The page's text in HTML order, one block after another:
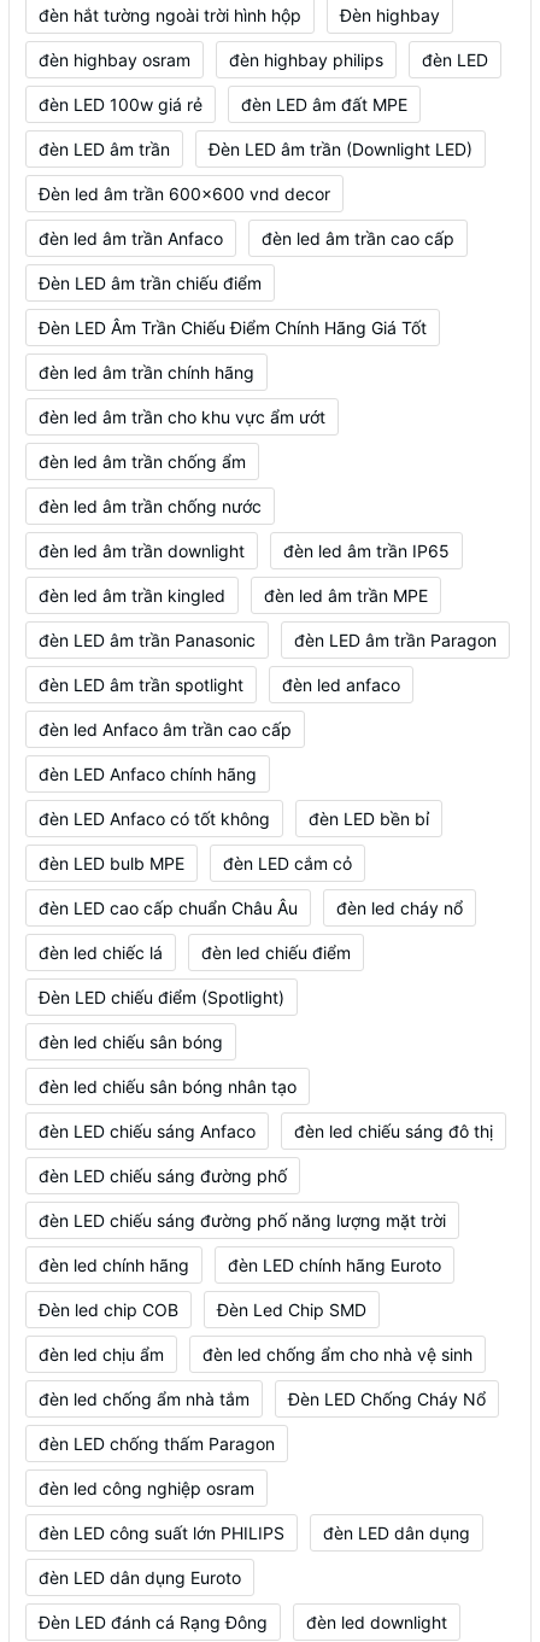
đèn hắt tường ngoài trời hình hộp Đèn highbay
đèn highbay osram đèn highbay philips đèn LED
đèn LED 100w giá rẻ đèn LED âm đất MPE
đèn LED âm trần Đèn LED âm trần (Downlight LED)
Đèn led âm trần 600x600 vnd decor
đèn led âm trần Anfaco đèn led âm trần cao cấp
Đèn LED âm trần chiếu điểm
Đèn LED Âm Trần Chiếu Điểm Chính Hãng Giá Tốt
đèn led âm trần chính hãng
đèn led âm trần cho khu vực ẩm ướt
đèn led âm trần chống ẩm
đèn led âm trần chống nước
đèn led âm trần downlight đèn led âm trần IP65
đèn led âm trần kingled đèn led âm trần MPE
đèn LED âm trần Panasonic đèn LED âm trần Paragon
đèn LED âm trần spotlight đèn led anfaco
đèn led Anfaco âm trần cao cấp
đèn LED Anfaco chính hãng
đèn LED Anfaco có tốt không đèn LED bền bỉ
đèn LED bulb MPE đèn LED cắm cỏ
đèn LED cao cấp chuẩn Châu Âu đèn led cháy nổ
đèn led chiếc lá đèn led chiếu điểm
Đèn LED chiếu điểm (Spotlight)
đèn led chiếu sân bóng
đèn led chiếu sân bóng nhân tạo
đèn LED chiếu sáng Anfaco đèn led chiếu sáng đô thị
đèn LED chiếu sáng đường phố
đèn LED chiếu sáng đường phố năng lượng mặt trời
đèn led chính hãng đèn LED chính hãng Euroto
Đèn led chip COB Đèn Led Chip SMD
đèn led chịu ẩm đèn led chống ẩm cho nhà vệ sinh
đèn led chống ẩm nhà tắm Đèn LED Chống Cháy Nổ
đèn LED chống thấm Paragon
đèn led công nghiệp osram
đèn LED công suất lớn PHILIPS đèn LED dân dụng
đèn LED dân dụng Euroto
Đèn LED đánh cá Rạng Đông đèn led downlight